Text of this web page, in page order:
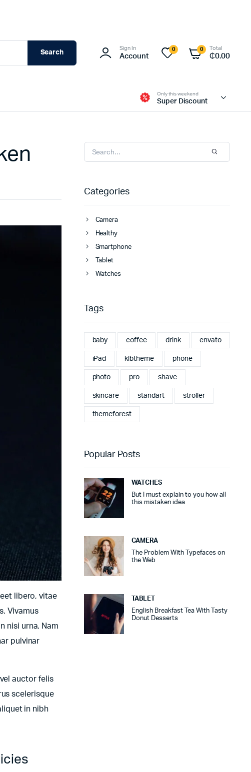
Search
Sign In
Account
0 0 Total
₵0.00
Only this weekend
Super Discount
libero, vitae
Vivamus
nisi urna. Nam
pulvinar
auctor felis
scelerisque
in nibh
Categories
Camera
Healthy
Smartphone
Tablet
Watches
Tags
baby coffee drink envato
iPad klbtheme phone
photo pro shave
skincare standart stroller
themeforest
Popular Posts
WATCHES
But I must explain to you how all
this mistaken idea
CAMERA
The Problem With Typefaces on
the Web
TABLET
English Breakfast Tea With Tasty
Donut Desserts